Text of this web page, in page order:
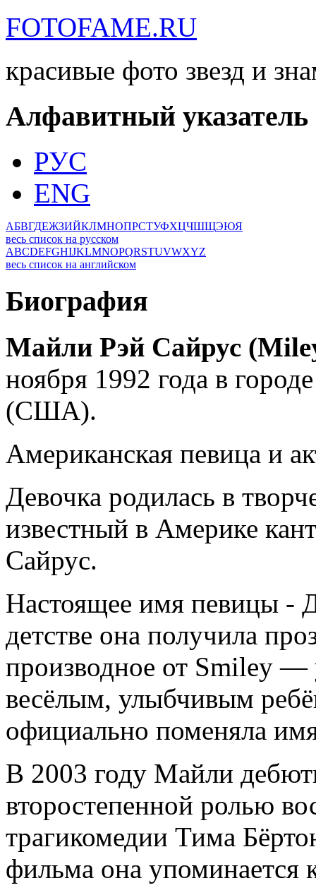
FOTOFAME.RU
красивые фото звезд и
Алфавитный указатель
РУС
ENG
АБВГДЕЖЗИЙКЛМНОПРСТУФХЦЧШЩЭЮЯ
весь список на русском
ABCDEFGHIJKLMNOPQRSTUVWXYZ
весь список на английском
Биография
Майли Рэй Сайрус
ноября 1992 года в
(США).
Американская певица и
Девочка родилась в
известный в Америке
Сайрус.
Настоящее имя певицы -
детстве она получила
производное от Smiley —
весёлым, улыбчивым
официально поменяла
В 2003 году Майли
второстепенной ролью
трагикомедии Тима
фильма она упоминается